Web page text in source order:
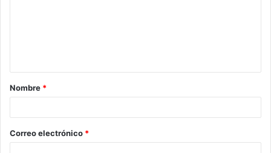
a
r
*
Nombre *
Correo electrónico *